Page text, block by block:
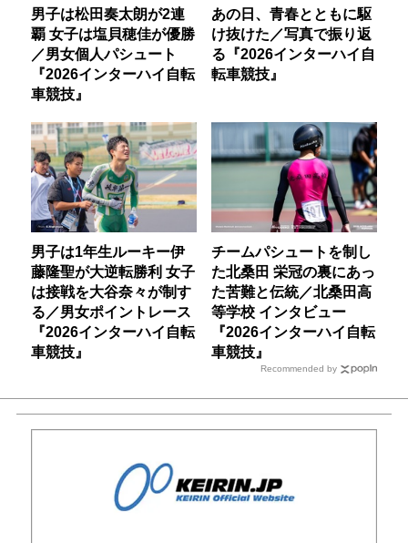
男子は松田奏太朗が2連
覇 女子は塩貝穂佳が優勝
／男女個人パシュート
『2026インターハイ自転
車競技』
あの日、青春とともに駆
け抜けた／写真で振り返
る『2026インターハイ自
転車競技』
男子は1年生ルーキー伊
藤隆聖が大逆転勝利 女子
は接戦を大谷奈々が制す
る／男女ポイントレース
『2026インターハイ自転
車競技』
チームパシュートを制し
た北桑田 栄冠の裏にあっ
た苦難と伝統／北桑田高
等学校 インタビュー
『2026インターハイ自転
車競技』
Recommended by